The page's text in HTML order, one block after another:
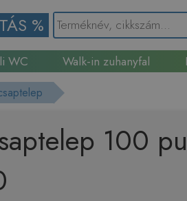
%
WC Walk-in zuhanyfal
Gránit mosogató
100